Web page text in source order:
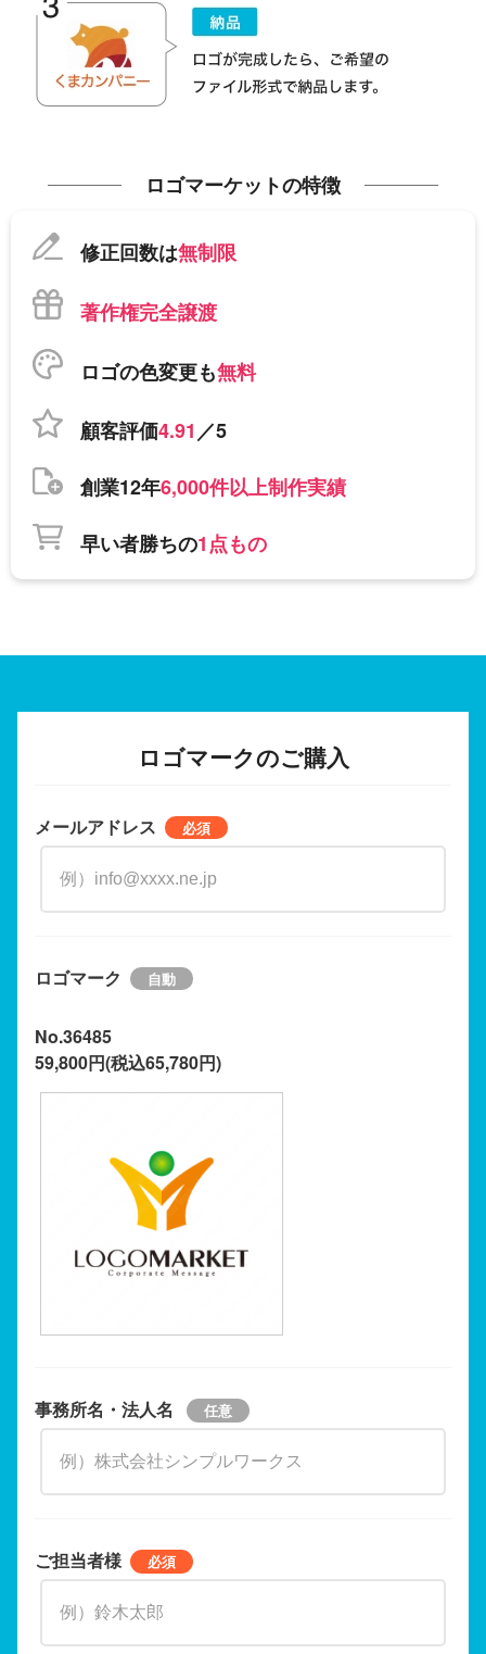
ロゴマーケットの特徴
修正回数は無制限
著作権完全譲渡
ロゴの色変更も無料
顧客評価4.91／5
創業12年6,000件以上制作実績
早い者勝ちの1点もの
ロゴマークのご購入
メールアドレス
ロゴマーク
No.36485
59,800円(税込65,780円)
事務所名・法人名
ご担当者様